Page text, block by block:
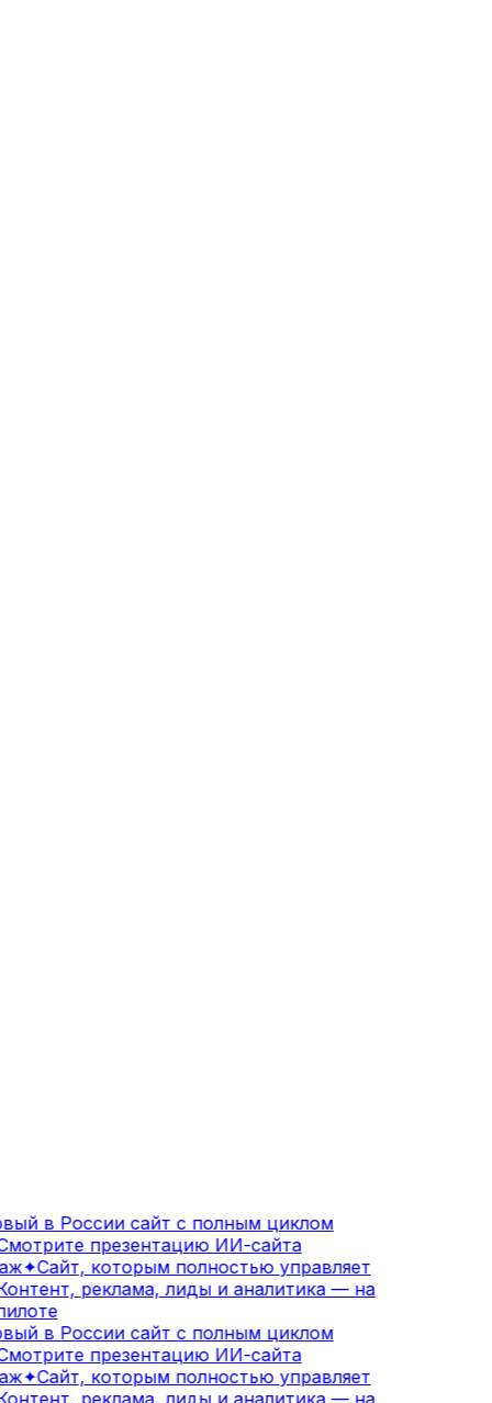
в России сайт с полным циклом
презентацию ИИ-сайта
✦Сайт, которым полностью управляет
реклама, лиды и аналитика — на
в России сайт с полным циклом
презентацию ИИ-сайта
✦Сайт, которым полностью управляет
реклама, лиды и аналитика — на